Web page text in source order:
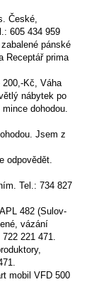
České,
605 434 959
pánské
Receptář prima
Kč, Váha
nábytek po
dohodou.
Jsem z
odpovědět.
Tel.: 734 827
482 (Sulov-
vázání
221 471.
mobil VFD 500